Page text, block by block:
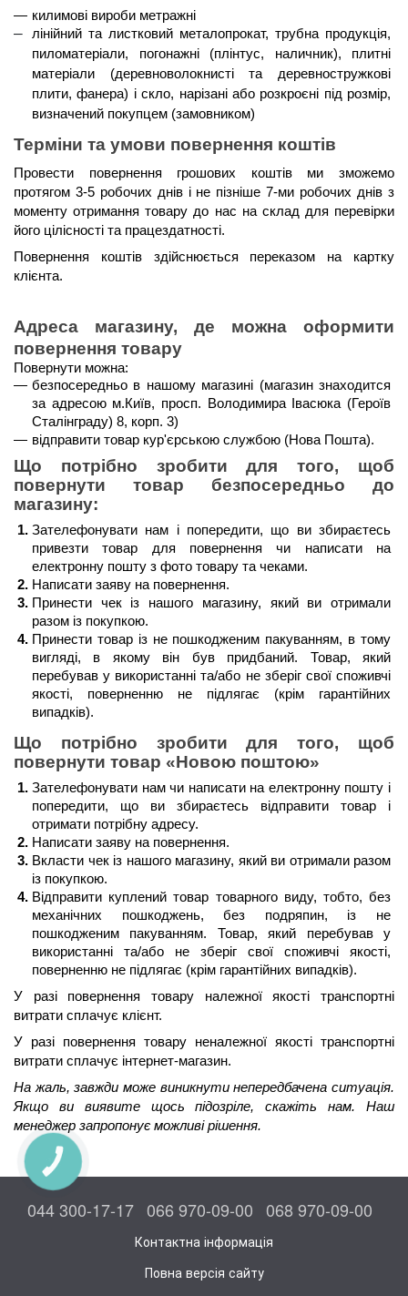
килимові вироби метражні
лінійний та листковий металопрокат, трубна продукція,
пиломатеріали, погонажні (плінтус, наличник), плитні
матеріали (деревноволокнисті та деревностружкові
плити, фанера) і скло, нарізані або розкроєні під розмір,
визначений покупцем (замовником)
Терміни та умови повернення коштів
протягом 3-5 робочих днів і не пізніше 7-ми робочих днів з
моменту отримання товару до нас на склад для перевірки
його цілісності та працездатності.
Повернення коштів здійснюється переказом на картку
клієнта.
Адреса магазину, де можна оформити
повернення товару
Повернути можна:
безпосередньо в нашому магазині (магазин знаходится
за адресою м.Київ, просп. Володимира Івасюка (Героїв
Сталінграду) 8, корп. 3)
відправити товар кур'єрською службою (Нова Пошта).
Що потрібно зробити для того, щоб
повернути товар безпосередньо до
магазину:
Зателефонувати нам і попередити, що ви збираєтесь
привезти товар для повернення чи написати на
електронну пошту з фото товару та чеками.
Написати заяву на повернення.
Принести чек із нашого магазину, який ви отримали
разом із покупкою.
Принести товар із не пошкодженим пакуванням, в тому
вигляді, в якому він був придбаний. Товар, який
перебував у використанні та/або не зберіг свої споживчі
якості, поверненню не підлягає (крім гарантійних
випадків).
Що потрібно зробити для того, щоб
повернути товар «Новою поштою»
Зателефонувати нам чи написати на електронну пошту і
попередити, що ви збираєтесь відправити товар і
отримати потрібну адресу.
Написати заяву на повернення.
Вкласти чек із нашого магазину, який ви отримали разом
із покупкою.
Відправити куплений товар товарного виду, тобто, без
механічних пошкоджень, без подряпин, із не
пошкодженим пакуванням. Товар, який перебував у
використанні та/або не зберіг свої споживчі якості,
поверненню не підлягає (крім гарантійних випадків).
У разі повернення товару належної якості транспортні
витрати сплачує клієнт.
У разі повернення товару неналежної якості транспортні
витрати сплачує інтернет-магазин.
На жаль, завжди може виникнути непередбачена ситуація.
Якщо ви виявите щось підозріле, скажіть нам. Наш
менеджер запропонує можливі рішення.
044 300-17-17 066 970-09-00 068 970-09-00
Контактна інформація
Повна версія сайту
КНОПКА
ЗВ'ЯЗКУ